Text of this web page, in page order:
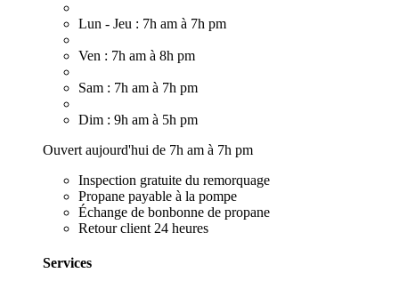
Lun - Jeu : 7h am à 7h pm
Ven : 7h am à 8h pm
Sam : 7h am à 7h pm
Dim : 9h am à 5h pm
Ouvert aujourd'hui de 7h am à 7h pm
Inspection gratuite du remorquage
Propane payable à la pompe
Échange de bonbonne de propane
Retour client 24 heures
Services